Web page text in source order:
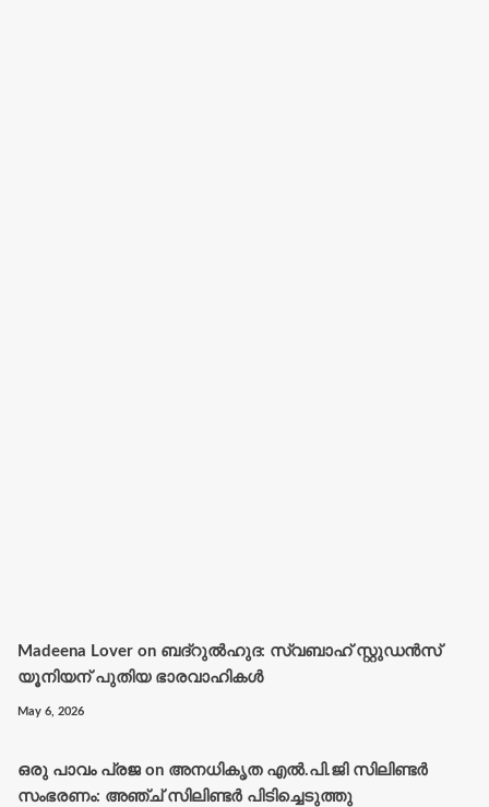
Madeena Loveron ബദ്റുൽഹുദ: സ്വബാഹ് സ്റ്റുഡൻസ്
യൂനിയന് പുതിയ ഭാരവാഹികൾ
May 6, 2026
ഒരു പാവം പ്രജon അനധികൃത എൽ.പി.ജി സിലിണ്ടർ
സംഭരണം: അഞ്ച് സിലിണ്ടർ പിടിച്ചെടുത്തു